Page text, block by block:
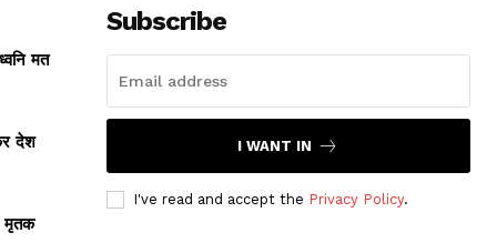
मत
देश
मृतक
Subscribe
I WANT IN
I've read and accept the Privacy Policy.